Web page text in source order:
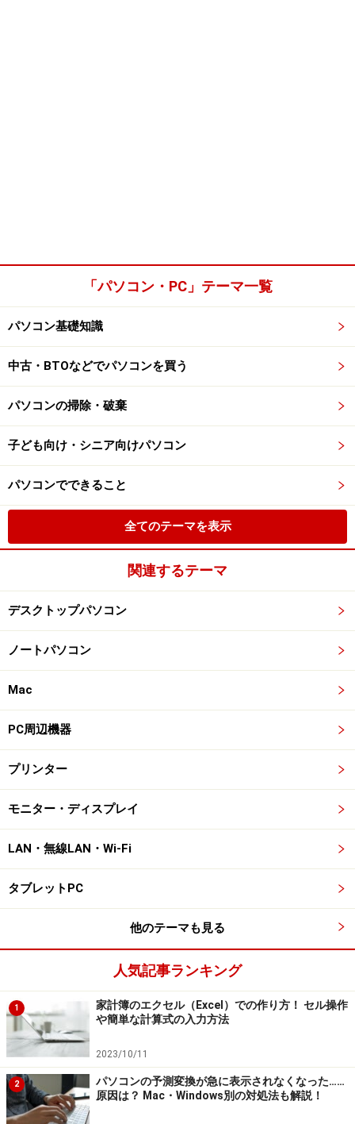
「パソコン・PC」テーマ一覧
パソコン基礎知識
中古・BTOなどでパソコンを買う
パソコンの掃除・破棄
子ども向け・シニア向けパソコン
パソコンでできること
全てのテーマを表示
関連するテーマ
デスクトップパソコン
ノートパソコン
Mac
PC周辺機器
プリンター
モニター・ディスプレイ
LAN・無線LAN・Wi-Fi
タブレットPC
他のテーマも見る
人気記事ランキング
1
家計簿のエクセル（Excel）での作り方！ セル操作
や簡単な計算式の入力方法
2023/10/11
2
パソコンの予測変換が急に表示されなくなった……
原因は？ Mac・Windows別の対処法も解説！